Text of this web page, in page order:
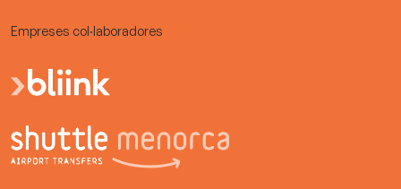
Empreses col·laboradores